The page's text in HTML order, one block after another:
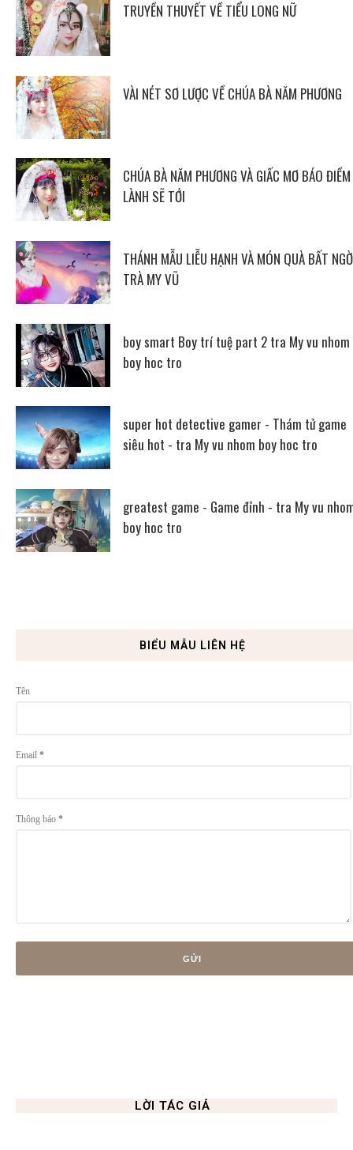
TRUYỀN THUYẾT VỀ TIỂU LONG NỮ
VÀI NÉT SƠ LƯỢC VỀ CHÚA BÀ NĂM PHƯƠNG
CHÚA BÀ NĂM PHƯƠNG VÀ GIẤC MƠ BÁO ĐIỀM
LÀNH SẼ TỚI
THÁNH MẪU LIỄU HẠNH VÀ MÓN QUÀ BẤT
TRÀ MY VŨ
boy smart Boy trí tuệ part 2 tra My vu nhom
boy hoc tro
super hot detective gamer - Thám tử game
siêu hot - tra My vu nhom boy hoc tro
greatest game - Game đỉnh - tra My vu
boy hoc tro
BIỂU MẪU LIÊN HỆ
Tên
Email *
Thông báo *
LỜI TÁC GIẢ